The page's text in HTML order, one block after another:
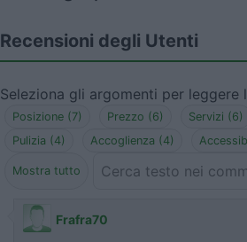
Recensioni degli Utenti
Seleziona gli argomenti per leggere
Posizione (7) Prezzo (6) Servizi (6)
Pulizia (4)
Accoglienza (4)
Mostra tutto
Frafra70